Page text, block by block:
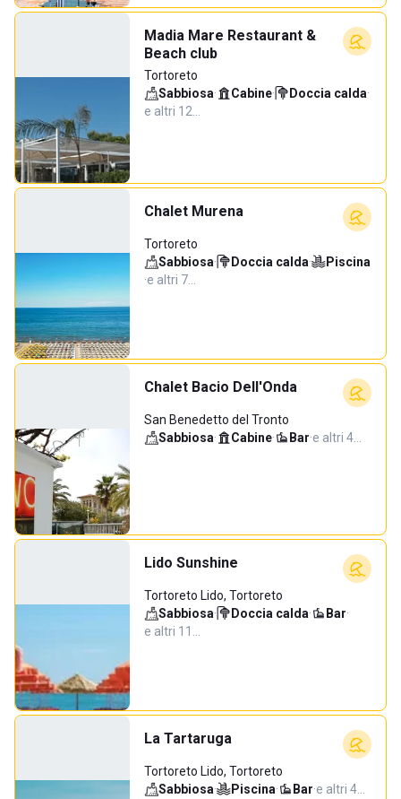
Madia Mare Restaurant &
Beach club
Tortoreto
Sabbiosa· Cabine· Doccia calda·
e altri 12…
Chalet Murena
Tortoreto
Sabbiosa· Doccia calda·
Piscina
·e altri 7…
Chalet Bacio Dell'Onda
San Benedetto del Tronto
Sabbiosa· Cabine· Bar·e altri 4…
Lido Sunshine
Tortoreto Lido, Tortoreto
Sabbiosa· Doccia calda· Bar·
e altri 11…
La Tartaruga
Tortoreto Lido, Tortoreto
Sabbiosa· Piscina· Bar·e altri 4…